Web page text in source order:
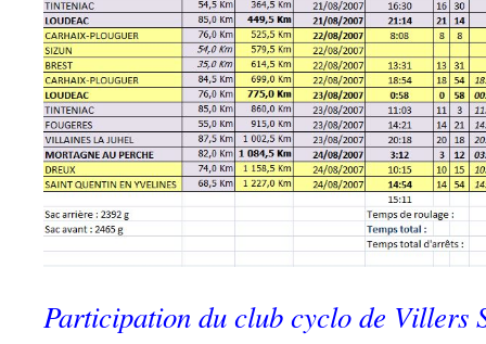
Participation du club cyclo de Villers